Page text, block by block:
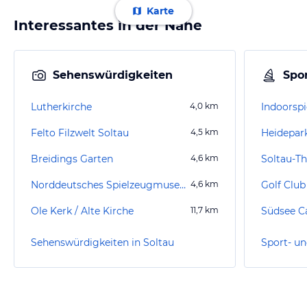
Karte
Interessantes in der Nähe
Sehenswürdigkeiten
Lutherkirche 4,0 km
Felto Filzwelt Soltau 4,5 km
Breidings Garten 4,6 km
Norddeutsches Spielzeugmuseum Soltau 4,6 km
Ole Kerk / Alte Kirche 11,7 km
Sehenswürdigkeiten in Soltau
Soltau-
Golf Club
Südsee
Sport-